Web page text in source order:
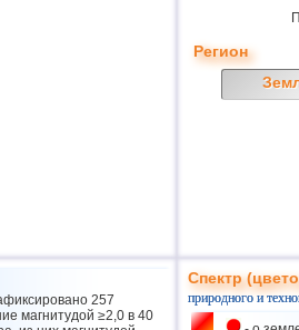
Регион
257
магнитудой ≥2,0 в 40
Спектр
природного и